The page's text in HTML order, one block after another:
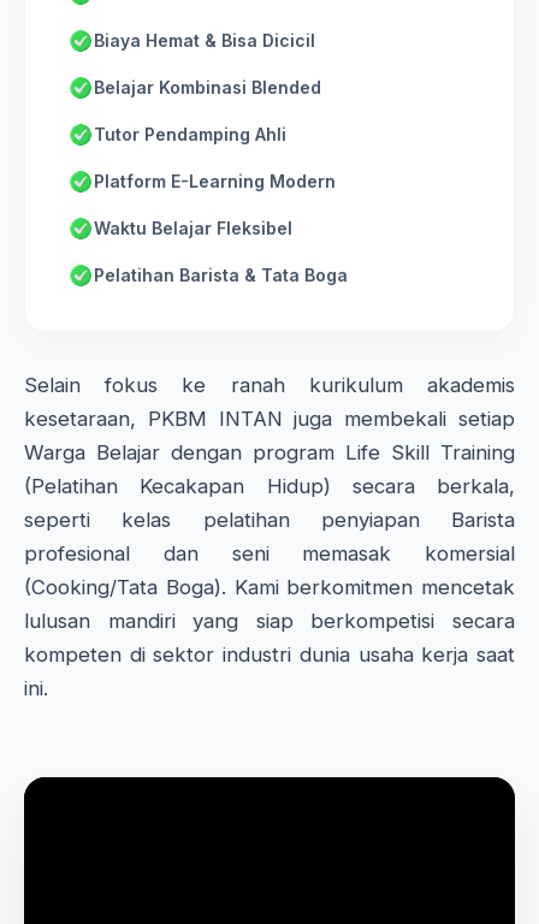
Biaya Hemat & Bisa Dicicil
Belajar Kombinasi Blended
Tutor Pendamping Ahli
Platform E-Learning Modern
Waktu Belajar Fleksibel
Pelatihan Barista & Tata Boga
Selain fokus ke ranah kurikulum akademis
kesetaraan, PKBM INTAN juga membekali setiap
Warga Belajar dengan program Life Skill Training
(Pelatihan Kecakapan Hidup) secara berkala,
seperti kelas pelatihan penyiapan Barista
profesional dan seni memasak komersial
(Cooking/Tata Boga). Kami berkomitmen mencetak
lulusan mandiri yang siap berkompetisi secara
kompeten di sektor industri dunia usaha kerja saat
ini.